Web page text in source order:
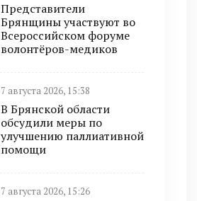
Представители
Брянщины участвуют во
Всероссийском форуме
волонтёров-медиков
7 августа 2026, 15:38
В Брянской области
обсудили меры по
улучшению паллиативной
помощи
7 августа 2026, 15:26